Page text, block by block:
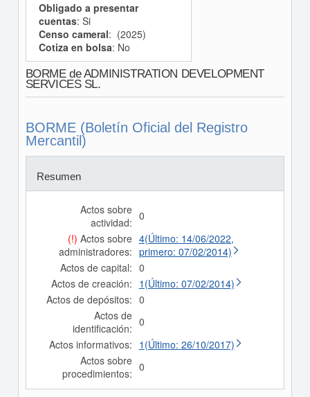
Obligado a presentar
cuentas: Si
Censo cameral: (2025)
Cotiza en bolsa: No
BORME de ADMINISTRATION DEVELOPMENT
SERVICES SL.
BORME (Boletín Oficial del Registro
Mercantil)
Resumen
Actos sobre
actividad: 0
(!) Actos sobre
administradores:
4(Último: 14/06/2022,
primero: 07/02/2014)
Actos de capital: 0
Actos de creación: 1(Último: 07/02/2014)
Actos de depósitos: 0
Actos de
identificación: 0
Actos informativos: 1(Último: 26/10/2017)
Actos sobre
procedimientos: 0